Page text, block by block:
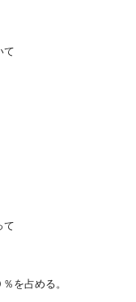
て
て
を占める。